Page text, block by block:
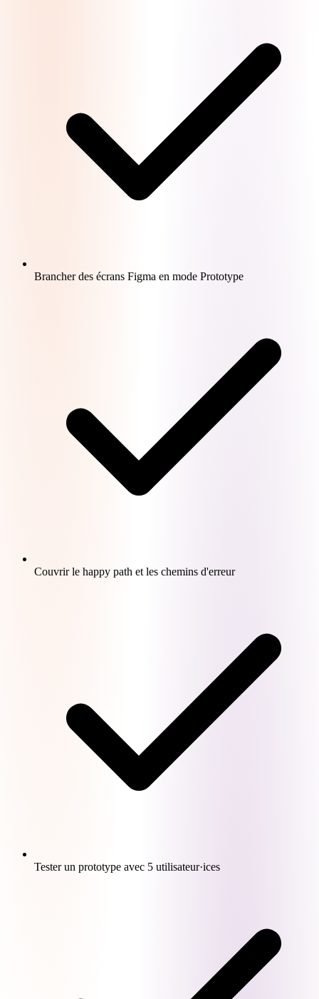
Brancher des écrans Figma en mode Prototype
Couvrir le happy path et les chemins d'erreur
Tester un prototype avec 5 utilisateur·ices